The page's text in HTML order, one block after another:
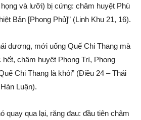
và lưỡi) bị cứng: châm huyệt Phù
Bản [Phong Phủ]” (Linh Khu 21, 16).
dương, mới uống Quế Chi Thang mà
châm huyệt Phong Trì, Phong
Chi Thang là khỏi” (Điều 24 – Thái
Luận).
quay qua lại, răng đau: đầu tiên châm